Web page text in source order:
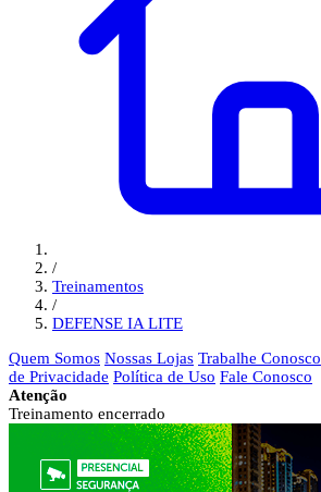
/
Treinamentos
/
DEFENSE IA LITE
Quem Somos Nossas Lojas Trabalhe Conosco
de Privacidade Política de Uso Fale Conosco
Atenção
Treinamento encerrado